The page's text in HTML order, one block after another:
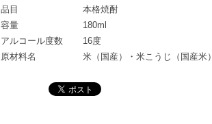
品目
本格焼酎
容量
180ml
アルコール度数
16度
原材料名
米（国産）・米こうじ（国産米）